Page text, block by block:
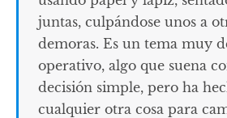
juntas, culpándose unos a
demoras. Es un tema muy
operativo, algo que suena
decisión simple, pero ha
cualquier otra cosa para